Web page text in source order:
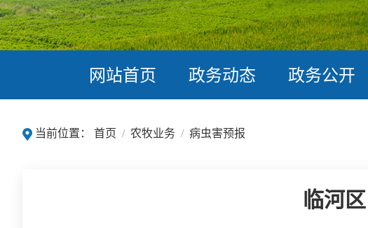
网站首页 政务动态 政务公开
当前位置： 首页 / 农牧业务 / 病虫害预报
临河